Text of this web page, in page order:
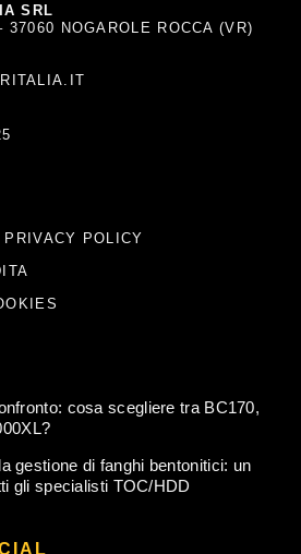
SRL
NOGAROLE ROCCA (VR)
PRIVACY POLICY
cosa scegliere tra BC170,
gestione di fanghi bentonitici: un
gli specialisti TOC/HDD